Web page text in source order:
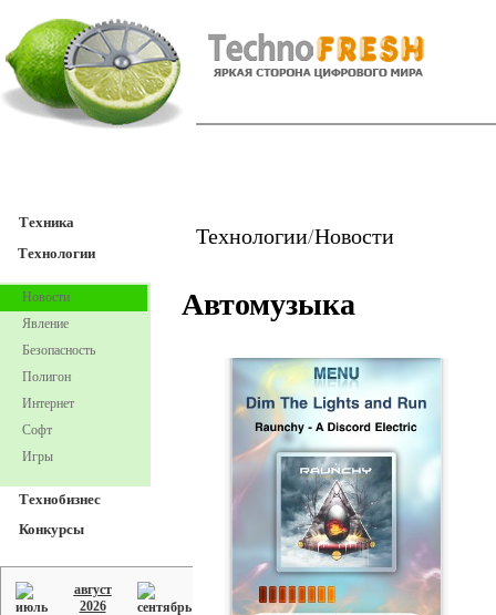
Техника
Технологии
Новости
Явление
Безопасность
Полигон
Интернет
Софт
Игры
Технобизнес
Конкурсы
август
2026
Технологии/Новости
Автомузыка